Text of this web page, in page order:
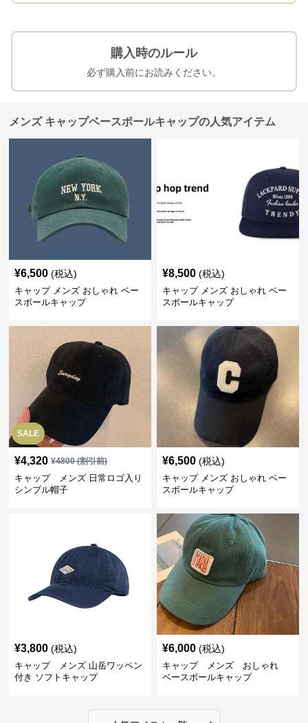
購入時のルール
必ず購入前にお読みください。
メンズ キャップベースボールキャップの人気アイテム
¥6,500 (税込)
キャップ メンズ おしゃれ ベー
スボールキャップ
¥8,500 (税込)
キャップ メンズ おしゃれ ベー
スボールキャップ
SALE
¥4,320 ¥4800(割引前)
キャップ メンズ 日常ロゴ入り
シンプル帽子
¥6,500 (税込)
キャップ メンズ おしゃれ ベー
スボールキャップ
¥3,800 (税込)
キャップ メンズ 山岳ワッペン
付き ソフトキャップ
¥6,000 (税込)
キャップ メンズ おしゃれ
ベースボールキャップ